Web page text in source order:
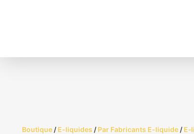
Boutique/ E-liquides / Par Fabricants E-liquide/